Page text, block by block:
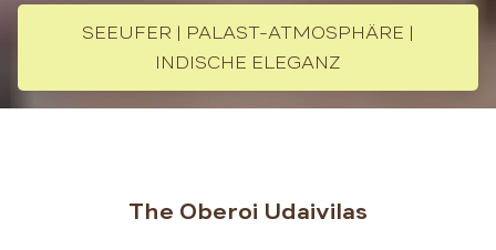
SEEUFER | PALAST-ATMOSPHÄRE |
INDISCHE ELEGANZ
The Oberoi Udaivilas